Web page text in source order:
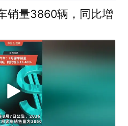
销量3860辆，同比增